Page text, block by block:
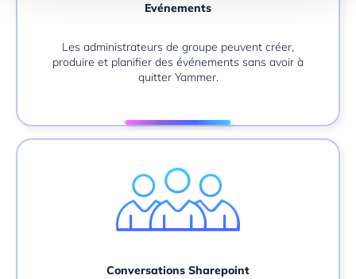
Evénements
Les administrateurs de groupe peuvent créer,
produire et planifier des événements sans avoir à
quitter Yammer.
Conversations Sharepoint